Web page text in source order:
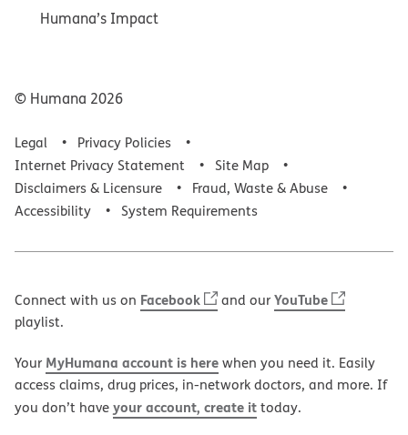
Humana’s Impact
© Humana 2026
Legal
Privacy Policies
Internet Privacy Statement
Site Map
Disclaimers & Licensure
Fraud, Waste & Abuse
Accessibility
System Requirements
Connect with us on Facebook and ourYouTube
playlist.
Your MyHumana account is herewhen you need it. Easily
access claims, drug prices, in-network doctors, and more. If
you don’t haveyour account, create ittoday.